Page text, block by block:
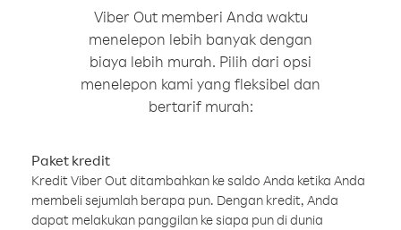
Viber Out memberi Anda waktu
menelepon lebih banyak dengan
biaya lebih murah. Pilih dari opsi
menelepon kami yang fleksibel dan
bertarif murah:
Paket kredit
Kredit Viber Out ditambahkan ke saldo Anda ketika Anda
membeli sejumlah berapa pun. Dengan kredit, Anda
dapat melakukan panggilan ke siapa pun di dunia